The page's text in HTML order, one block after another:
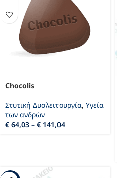
Chocolis
Στυτική Δυσλειτουργία, Υγεία
των ανδρών
€ 64,03 – € 141,04